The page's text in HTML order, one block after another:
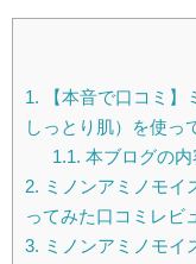
1. 【本音で口コミ】
しっとり肌）を使っ
1.1. 本ブログの内
2. ミノンアミノモイ
ってみた口コミレビ
3. ミノンアミノモイ